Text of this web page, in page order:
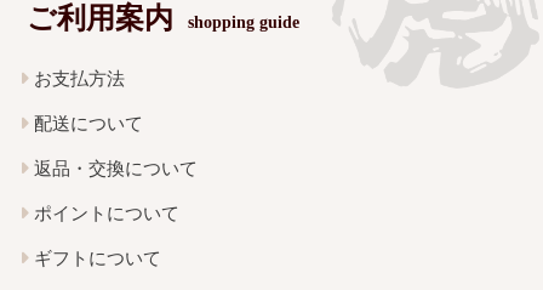
ご利用案内 shopping guide
お支払方法
配送について
返品・交換について
ポイントについて
ギフトについて